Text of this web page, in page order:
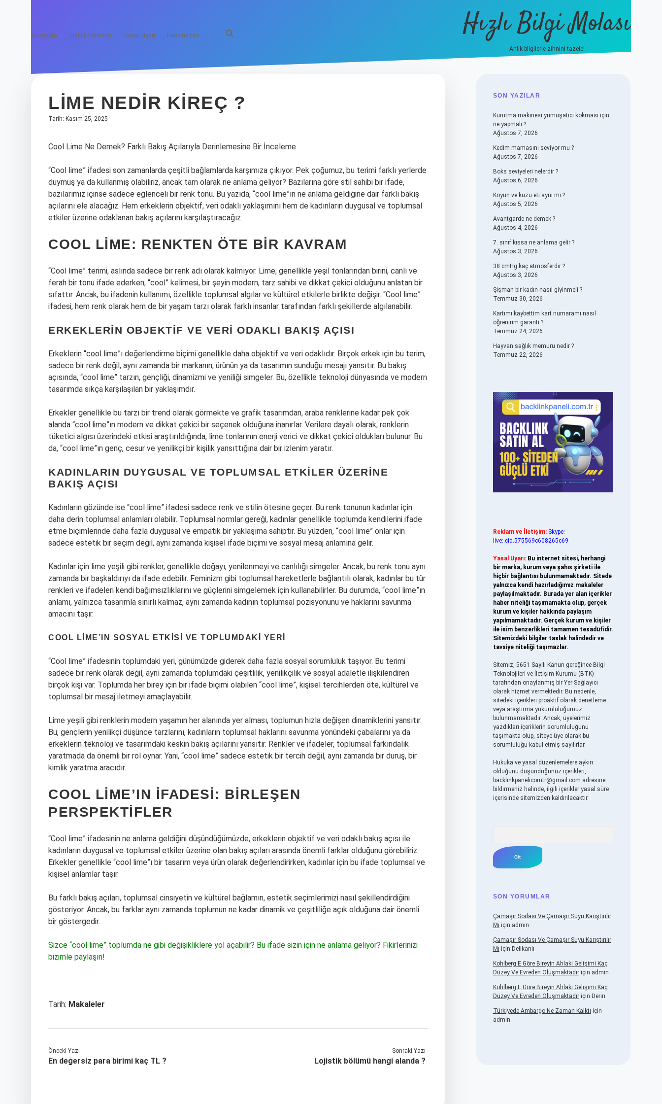
Anasayfa Gizlilik Politikası Yasal Uyarı Hakkımızda Hızlı Bilgi Molası
Anlık bilgilerle zihnini tazele!
LIME NEDIR KIREÇ ?
Tarih: Kasım 25, 2025
Cool Lime Ne Demek? Farklı Bakış Açılarıyla Derinlemesine Bir İnceleme
“Cool lime” ifadesi son zamanlarda çeşitli bağlamlarda karşımıza çıkıyor. Pek çoğumuz, bu terimi farklı yerlerde
duymuş ya da kullanmış olabiliriz, ancak tam olarak ne anlama geliyor? Bazılarına göre stil sahibi bir ifade,
bazılarımız içinse sadece eğlenceli bir renk tonu. Bu yazıda, “cool lime”ın ne anlama geldiğine dair farklı bakış
açılarını ele alacağız. Hem erkeklerin objektif, veri odaklı yaklaşımını hem de kadınların duygusal ve toplumsal
etkiler üzerine odaklanan bakış açılarını karşılaştıracağız.
COOL LIME: RENKTEN ÖTE BIR KAVRAM
“Cool lime” terimi, aslında sadece bir renk adı olarak kalmıyor. Lime, genellikle yeşil tonlarından birini, canlı ve
ferah bir tonu ifade ederken, “cool” kelimesi, bir şeyin modern, tarz sahibi ve dikkat çekici olduğunu anlatan bir
sıfattır. Ancak, bu ifadenin kullanımı, özellikle toplumsal algılar ve kültürel etkilerle birlikte değişir. “Cool lime”
ifadesi, hem renk olarak hem de bir yaşam tarzı olarak farklı insanlar tarafından farklı şekillerde algılanabilir.
ERKEKLERIN OBJEKTIF VE VERI ODAKLI BAKIŞ AÇISI
Erkeklerin “cool lime”ı değerlendirme biçimi genellikle daha objektif ve veri odaklıdır. Birçok erkek için bu terim,
sadece bir renk değil, aynı zamanda bir markanın, ürünün ya da tasarımın sunduğu mesajı yansıtır. Bu bakış
açısında, “cool lime” tarzın, gençliği, dinamizmi ve yeniliği simgeler. Bu, özellikle teknoloji dünyasında ve modern
tasarımda sıkça karşılaşılan bir yaklaşımdır.
Erkekler genellikle bu tarzı bir trend olarak görmekte ve grafik tasarımdan, araba renklerine kadar pek çok
alanda “cool lime”ın modern ve dikkat çekici bir seçenek olduğuna inanırlar. Verilere dayalı olarak, renklerin
tüketici algısı üzerindeki etkisi araştırıldığında, lime tonlarının enerji verici ve dikkat çekici oldukları bulunur. Bu
da, “cool lime”ın genç, cesur ve yenilikçi bir kişilik yansıttığına dair bir izlenim yaratır.
KADINLARIN DUYGUSAL VE TOPLUMSAL ETKILER ÜZERINE
BAKIŞ AÇISI
Kadınların gözünde ise “cool lime” ifadesi sadece renk ve stilin ötesine geçer. Bu renk tonunun kadınlar için
daha derin toplumsal anlamları olabilir. Toplumsal normlar gereği, kadınlar genellikle toplumda kendilerini ifade
etme biçimlerinde daha fazla duygusal ve empatik bir yaklaşıma sahiptir. Bu yüzden, “cool lime” onlar için
sadece estetik bir seçim değil, aynı zamanda kişisel ifade biçimi ve sosyal mesaj anlamına gelir.
Kadınlar için lime yeşili gibi renkler, genellikle doğayı, yenilenmeyi ve canlılığı simgeler. Ancak, bu renk tonu aynı
zamanda bir başkaldırıyı da ifade edebilir. Feminizm gibi toplumsal hareketlerle bağlantılı olarak, kadınlar bu tür
renkleri ve ifadeleri kendi bağımsızlıklarını ve güçlerini simgelemek için kullanabilirler. Bu durumda, “cool lime”ın
anlamı, yalnızca tasarımla sınırlı kalmaz, aynı zamanda kadının toplumsal pozisyonunu ve haklarını savunma
amacını taşır.
COOL LIME’IN SOSYAL ETKISI VE TOPLUMDAKI YERI
“Cool lime” ifadesinin toplumdaki yeri, günümüzde giderek daha fazla sosyal sorumluluk taşıyor. Bu terimi
sadece bir renk olarak değil, aynı zamanda toplumdaki çeşitlilik, yenilikçilik ve sosyal adaletle ilişkilendiren
birçok kişi var. Toplumda her birey için bir ifade biçimi olabilen “cool lime”, kişisel tercihlerden öte, kültürel ve
toplumsal bir mesaj iletmeyi amaçlayabilir.
Lime yeşili gibi renklerin modern yaşamın her alanında yer alması, toplumun hızla değişen dinamiklerini yansıtır.
Bu, gençlerin yenilikçi düşünce tarzlarını, kadınların toplumsal haklarını savunma yönündeki çabalarını ya da
erkeklerin teknoloji ve tasarımdaki keskin bakış açılarını yansıtır. Renkler ve ifadeler, toplumsal farkındalık
yaratmada da önemli bir rol oynar. Yani, “cool lime” sadece estetik bir tercih değil, aynı zamanda bir duruş, bir
kimlik yaratma aracıdır.
COOL LIME’IN İFADESI: BIRLEŞEN
PERSPEKTIFLER
“Cool lime” ifadesinin ne anlama geldiğini düşündüğümüzde, erkeklerin objektif ve veri odaklı bakış açısı ile
kadınların duygusal ve toplumsal etkiler üzerine olan bakış açıları arasında önemli farklar olduğunu görebiliriz.
Erkekler genellikle “cool lime”ı bir tasarım veya ürün olarak değerlendirirken, kadınlar için bu ifade toplumsal ve
kişisel anlamlar taşır.
Bu farklı bakış açıları, toplumsal cinsiyetin ve kültürel bağlamın, estetik seçimlerimizi nasıl şekillendirdiğini
gösteriyor. Ancak, bu farklar aynı zamanda toplumun ne kadar dinamik ve çeşitliliğe açık olduğuna dair önemli
bir göstergedir.
Sizce “cool lime” toplumda ne gibi değişikliklere yol açabilir? Bu ifade sizin için ne anlama geliyor? Fikirlerinizi
bizimle paylaşın!
Tarih: Makaleler
Önceki Yazı
En değersiz para birimi kaç TL ?
Sonraki Yazı
Lojistik bölümü hangi alanda ?
SIDEBAR
SON YAZILAR
Kurutma makinesi yumuşatıcı kokması için
ne yapmalı ?
Ağustos 7, 2026
Kedim mamasını seviyor mu ?
Ağustos 7, 2026
Boks seviyeleri nelerdir ?
Ağustos 6, 2026
Koyun ve kuzu eti aynı mı ?
Ağustos 5, 2026
Avantgarde ne demek ?
Ağustos 4, 2026
7. sınıf kıssa ne anlama gelir ?
Ağustos 3, 2026
38 cmHg kaç atmosferdir ?
Ağustos 3, 2026
Şişman bir kadın nasıl giyinmeli ?
Temmuz 30, 2026
Kartımı kaybettim kart numaramı nasıl
öğrenirim garanti ?
Temmuz 24, 2026
Hayvan sağlık memuru nedir ?
Temmuz 22, 2026
Reklam ve İletişim: Skype:
live:.cid.575569c608265c69
Yasal Uyarı: Bu internet sitesi, herhangi
bir marka, kurum veya şahıs şirketi ile
hiçbir bağlantısı bulunmamaktadır. Sitede
yalnızca kendi hazırladığımız makaleler
paylaşılmaktadır. Burada yer alan içerikler
haber niteliği taşımamakta olup, gerçek
kurum ve kişiler hakkında paylaşım
yapılmamaktadır. Gerçek kurum ve kişiler
ile isim benzerlikleri tamamen tesadüfidir.
Sitemizdeki bilgiler taslak halindedir ve
tavsiye niteliği taşımazlar.
Sitemiz, 5651 Sayılı Kanun gereğince Bilgi
Teknolojileri ve İletişim Kurumu (BTK)
tarafından onaylanmış bir Yer Sağlayıcı
olarak hizmet vermektedir. Bu nedenle,
sitedeki içerikleri proaktif olarak denetleme
veya araştırma yükümlülüğümüz
bulunmamaktadır. Ancak, üyelerimiz
yazdıkları içeriklerin sorumluluğunu
taşımakta olup, siteye üye olarak bu
sorumluluğu kabul etmiş sayılırlar.
Hukuka ve yasal düzenlemelere aykırı
olduğunu düşündüğünüz içerikleri,
backlinkpanelicomtr@gmail.com adresine
bildirmeniz halinde, ilgili içerikler yasal süre
içerisinde sitemizden kaldırılacaktır.
SON YORUMLAR
Çamaşır Sodası Ve Çamaşır Suyu Karıştırılır
Mı için admin
Çamaşır Sodası Ve Çamaşır Suyu Karıştırılır
Mı için Delikanlı
Kohlberg E Göre Bireyin Ahlaki Gelişimi Kaç
Düzey Ve Evreden Oluşmaktadıriçin admin
Kohlberg E Göre Bireyin Ahlaki Gelişimi Kaç
Düzey Ve Evreden Oluşmaktadıriçin Derin
Türkiyede Ambargo Ne Zaman Kalktı için
admin